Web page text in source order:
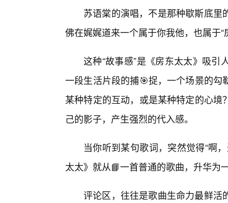
苏语棠的演唱，不是那种歇斯底
佛在娓娓道来一个属于你我他，也属于“
这种“故事感”是《房东太太》吸
一段生活片段的捕🎯捉，一个场景的
某种特定的互动，或是某种特定的心
己的影子，产生强烈的代入感。
当你听到某句歌词，突然觉得“啊
太太》就从📘一首普通的歌曲，升华为
评论区，往往是歌曲生命力最鲜活